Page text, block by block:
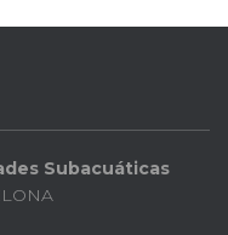
Subacuáticas